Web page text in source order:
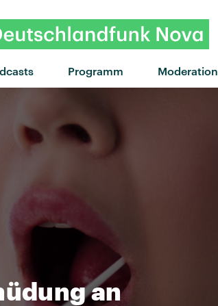
Programm Moderation
an